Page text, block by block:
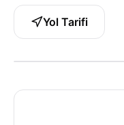
Yol Tarifi